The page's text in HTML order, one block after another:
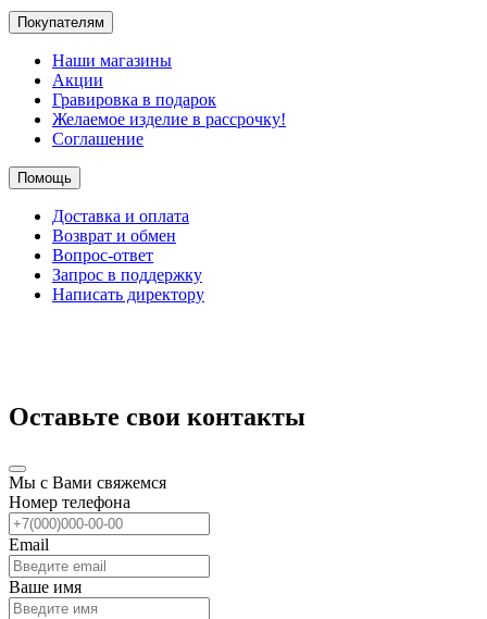
Покупателям
Наши магазины
Акции
Гравировка в подарок
Желаемое изделие в рассрочку!
Соглашение
Помощь
Доставка и оплата
Возврат и обмен
Вопрос-ответ
Запрос в поддержку
Написать директору
Оставьте свои контакты
Мы с Вами свяжемся
Номер телефона
Email
Ваше имя